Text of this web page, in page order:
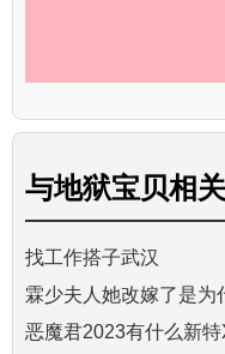
与地狱宝贝相
找工作搭子武汉
霖少夫人她改嫁了是为
恶魔君2023有什么新特